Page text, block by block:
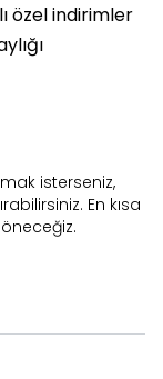
özel indirimler
isterseniz,
En kısa